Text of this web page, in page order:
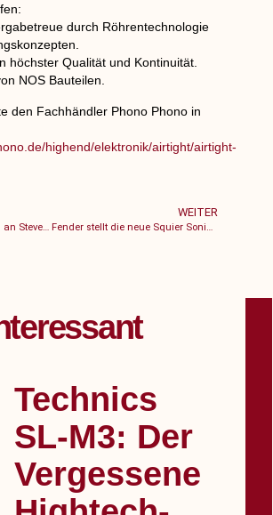
durch Röhrentechnologie
höchster Qualität und Kontinuität.
NOS Bauteilen.
den Fachhändler Phono Phono in
highend/elektronik/airtight/airtight-
Herzlichen Glückwunsch an Steve Winwood, geboren am 12. Mai
WEITER
Fender stellt die neue Squier Sonic-Serie 2023 vor
Technics
SL‑M3: Der
Vergessene